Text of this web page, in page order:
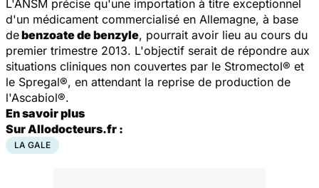
L'ANSM précise qu'une importation à titre exceptionnel
d'un médicament commercialisé en Allemagne, à base
debenzoate de benzyle, pourrait avoir lieu au cours du
premier trimestre 2013. L'objectif serait de répondre aux
situations cliniques non couvertes par le Stromectol® et
le Spregal®, en attendant la reprise de production de
l'Ascabiol®.
En savoir plus
Sur Allodocteurs.fr :
LA GALE